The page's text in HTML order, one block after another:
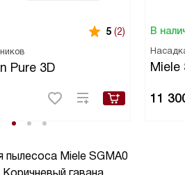
5 (2)
Pure 3D
В
Miele
11
пылесоса Miele SGMA0
гавана